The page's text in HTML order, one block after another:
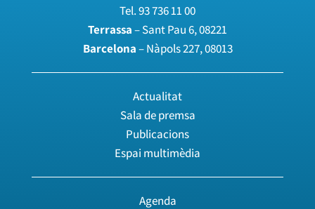
Tel.93 736 11 00
Terrassa– Sant Pau 6, 08221
Barcelona– Nàpols 227, 08013
Actualitat
Sala de premsa
Publicacions
Espai multimèdia
Agenda